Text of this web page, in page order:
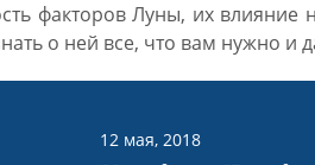
факторов Луны, их
о ней все, что вам нужно и
12 мая, 2018